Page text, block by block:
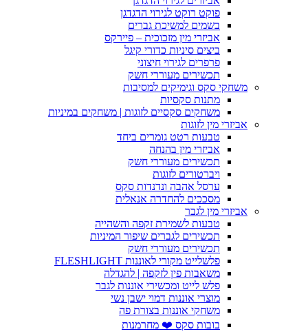
פוקט רוקט לגירוי הדגדגן
בשמים למשיכת גברים
אביזרי מין מזכוכית – פיירקס
ביצים סיניות כדורי קיגל
פרפרים לגירוי חיצוני
תכשירים מעוררי חשק
משחקי סקס וגימיקים למסיבות
מתנות סקסיות
משחקים סקסיים לזוגות | משחקים במיניות
אביזרי מין לזוגות
טבעות רטט גומרים ביחד
אביזרי מין בהנחה
תכשירים מעוררי חשק
ויברטורים לזוגות
ערסל אהבה ונדנדות סקס
מסככים להחדרה אנאלית
אביזרי מין לגבר
טבעות לשמירת זקפה והשהייה
תכשירים לגברים שיפור המיניות
תכשירים מעוררי חשק
פלשלייט מקורי לאוננות FLESHLIGHT
משאבות פין לזקפה | להגדלה
פלש לייט ומכשירי אוננות לגבר
מוצרי אוננות דמוי ישבן נשי
משחקי אוננות בצורת פה
בובות סקס ❤️ מחרמנות